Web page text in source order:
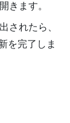
きます。
されたら、
を完了しま